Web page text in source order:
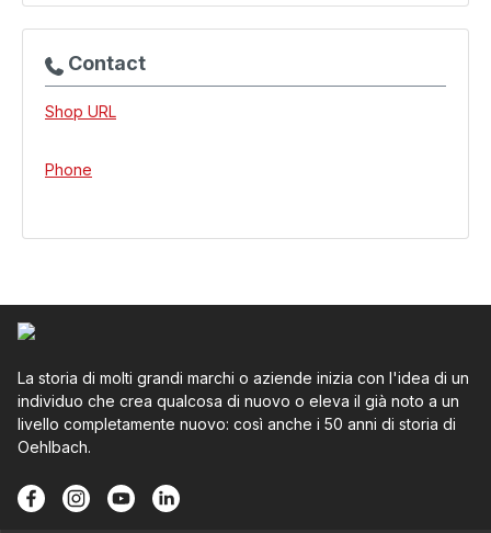
Contact
Shop URL
Phone
La storia di molti grandi marchi o aziende inizia con l'idea di un
individuo che crea qualcosa di nuovo o eleva il già noto a un
livello completamente nuovo: così anche i 50 anni di storia di
Oehlbach.